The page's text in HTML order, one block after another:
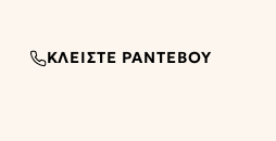
ΚΛΕΊΣΤΕ ΡΑΝΤΕΒΟΎ